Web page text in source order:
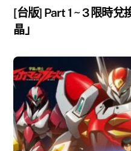
[台版] Part 1 ~ 3 限時兌
晶」